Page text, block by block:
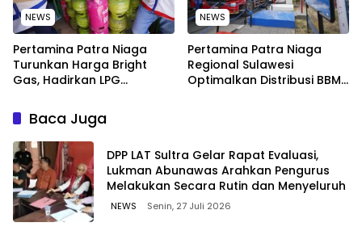
NEWS
Pertamina Patra Niaga
Turunkan Harga Bright
Gas, Hadirkan LPG
Lebih Kompetitif
NEWS
Pertamina Patra Niaga
Regional Sulawesi
Optimalkan Distribusi BBM
Baca Juga
‎DPP LAT Sultra Gelar Rapat Evaluasi,
Lukman Abunawas Arahkan Pengurus
Melakukan Secara Rutin dan Menyeluruh
NEWS Senin, 27 Juli 2026